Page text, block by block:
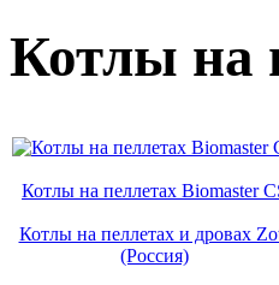
Котлы на
Котлы на пеллетах Biomaster
Котлы на пеллетах и дровах
(Россия)